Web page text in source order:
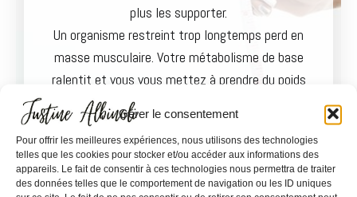
Gérer le consentement
Pour offrir les meilleures expériences, nous utilisons des technologies
telles que les cookies pour stocker et/ou accéder aux informations des
appareils. Le fait de consentir à ces technologies nous permettra de traiter
des données telles que le comportement de navigation ou les ID uniques
plus les supporter.
Un organisme restreint trop longtemps perd en
masse musculaire. Votre métabolisme de base
ralentit et vous vous mettez à prendre du poids
facilement, alors que vous mangez de moins en
moins.
Je vous propose une prise en charge à long
terme, diversifiée, agréable à mettre en place,